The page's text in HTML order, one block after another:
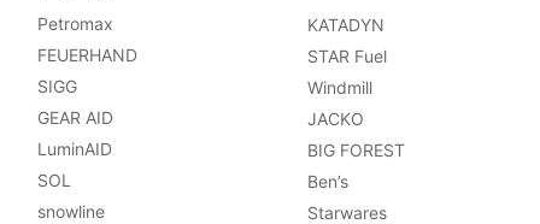
Petromax
FEUERHAND
SIGG
GEAR AID
LuminAID
SOL
snowline
KATADYN
STAR Fuel
Windmill
JACKO
BIG FOREST
Ben’s
Starwares